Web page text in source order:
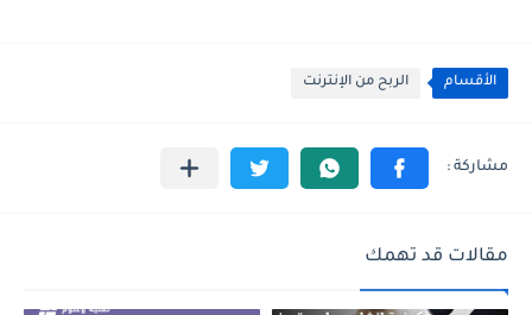
الأقسام الربح من الإنترنت
مقالات قد تهمك